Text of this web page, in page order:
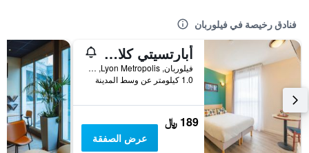
فنادق رخيصة في فيلوربان
أبارتسيتي كلاسيك لين فيلوربان
فيلوربان, Lyon Metropolis, فرنسا
1.0 كيلومتر عن وسط المدينة
189 ﷼
عرض الصفقة